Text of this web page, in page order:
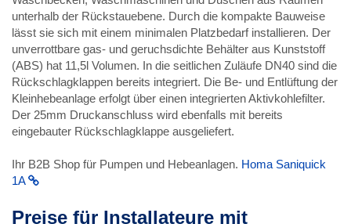
unterhalb der Rückstauebene. Durch die kompakte Bauweise
lässt sie sich mit einem minimalen Platzbedarf installieren. Der
unverrottbare gas- und geruchsdichte Behälter aus Kunststoff
(ABS) hat 11,5l Volumen. In die seitlichen Zuläufe DN40 sind die
Rückschlagklappen bereits integriert. Die Be- und Entlüftung der
Kleinhebeanlage erfolgt über einen integrierten Aktivkohlefilter.
Der 25mm Druckanschluss wird ebenfalls mit bereits
eingebauter Rückschlagklappe ausgeliefert.
Ihr B2B Shop für Pumpen und Hebeanlagen. Homa Saniquick
1A
Preise für Installateure mit